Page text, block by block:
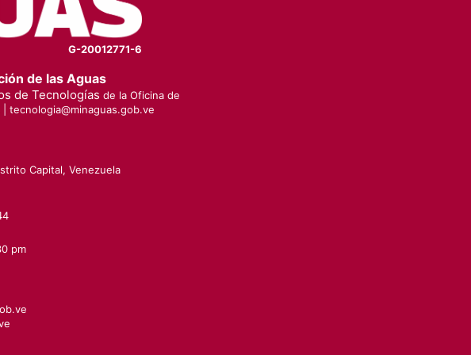
G-20012771-6
de las Aguas
de Tecnologías de la Oficina de
tecnologia@minaguas.gob.ve
Capital, Venezuela
pm